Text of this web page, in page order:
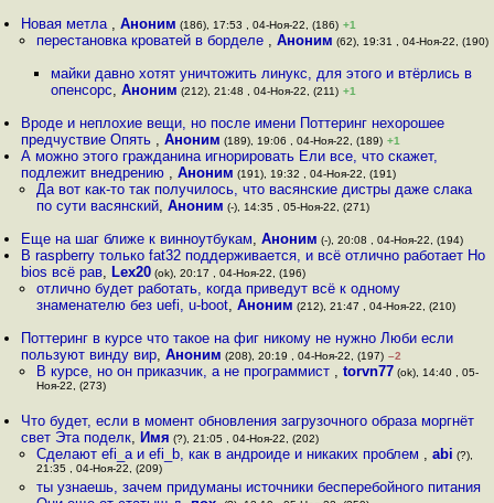
Новая метла ,Аноним (186), 17:53 , 04-Ноя-22, (186) +1
перестановка кроватей в борделе , Аноним (62), 19:31 , 04-Ноя-22, (190)
майки давно хотят уничтожить линукс, для этого и втёрлись в
опенсорс, Аноним (212), 21:48 , 04-Ноя-22, (211) +1
Вроде и неплохие вещи, но после имени Поттеринг нехорошее
предчуствие Опять ,Аноним (189), 19:06 , 04-Ноя-22, (189) +1
А можно этого гражданина игнорировать Ели все, что скажет,
подлежит внедрению ,Аноним (191), 19:32 , 04-Ноя-22, (191)
Да вот как-то так получилось, что васянские дистры даже слака
по сути васянский, Аноним (-), 14:35 , 05-Ноя-22, (271)
Еще на шаг ближе к винноутбукам,Аноним (-), 20:08 , 04-Ноя-22, (194)
В raspberry только fat32 поддерживается, и всё отлично работает Но
bios всё рав, Lex20 (ok), 20:17 , 04-Ноя-22, (196)
отлично будет работать, когда приведут всё к одному
знаменателю без uefi, u-boot, Аноним (212), 21:47 , 04-Ноя-22, (210)
Поттеринг в курсе что такое на фиг никому не нужно Люби если
пользуют винду вир,Аноним (208), 20:19 , 04-Ноя-22, (197) –2
В курсе, но он приказчик, а не программист , torvn77(ok), 14:40 , 05-
Ноя-22, (273)
Что будет, если в момент обновления загрузочного образа моргнёт
свет Эта поделк, Имя (?), 21:05 , 04-Ноя-22, (202)
Сделают efi_a и efi_b, как в андроиде и никаких проблем , abi (?),
21:35 , 04-Ноя-22, (209)
ты узнаешь, зачем придуманы источники бесперебойного питания